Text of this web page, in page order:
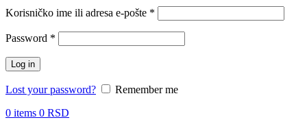
Korisničko ime ili adresa e-pošte *
Password *
Log in
Lost your password?
Remember me
0 items 0 RSD